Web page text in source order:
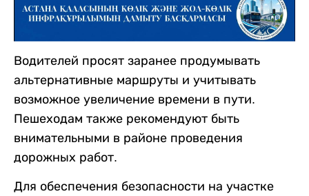
Водителей просят заранее продумывать
альтернативные маршруты и учитывать
возможное увеличение времени в пути.
Пешеходам также рекомендуют быть
внимательными в районе проведения
дорожных работ.
Для обеспечения безопасности на участке